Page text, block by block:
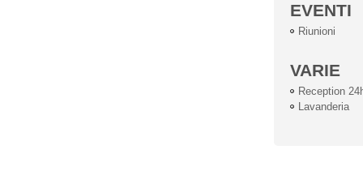
EVENTI
Riunioni
VARIE
Reception
Lavanderia